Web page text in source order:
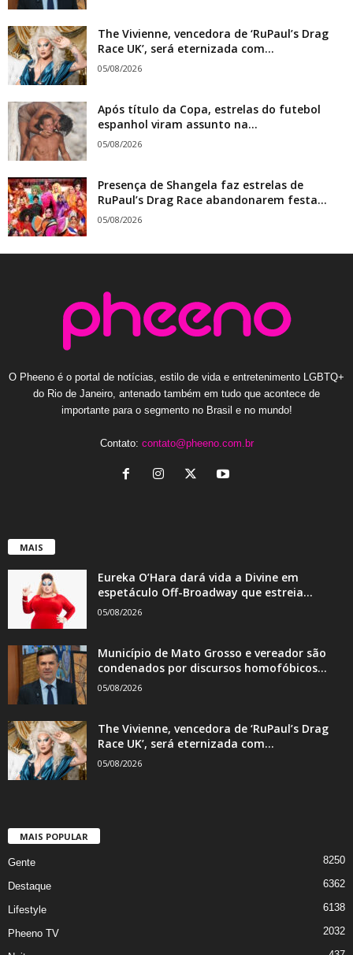
The Vivienne, vencedora de ‘RuPaul’s Drag
Race UK’, será eternizada com...
05/08/2026
Após título da Copa, estrelas do futebol
espanhol viram assunto na...
05/08/2026
Presença de Shangela faz estrelas de
RuPaul’s Drag Race abandonarem festa...
05/08/2026
O Pheeno é o portal de notícias, estilo de vida e entretenimento LGBTQ+
do Rio de Janeiro, antenado também em tudo que acontece de
importante para o segmento no Brasil e no mundo!
Contato: contato@pheeno.com.br
MAIS
Eureka O’Hara dará vida a Divine em
espetáculo Off-Broadway que estreia...
05/08/2026
Município de Mato Grosso e vereador são
condenados por discursos homofóbicos...
05/08/2026
The Vivienne, vencedora de ‘RuPaul’s Drag
Race UK’, será eternizada com...
05/08/2026
MAIS POPULAR
Gente 8250
Destaque 6362
Lifestyle 6138
Pheeno TV 2032